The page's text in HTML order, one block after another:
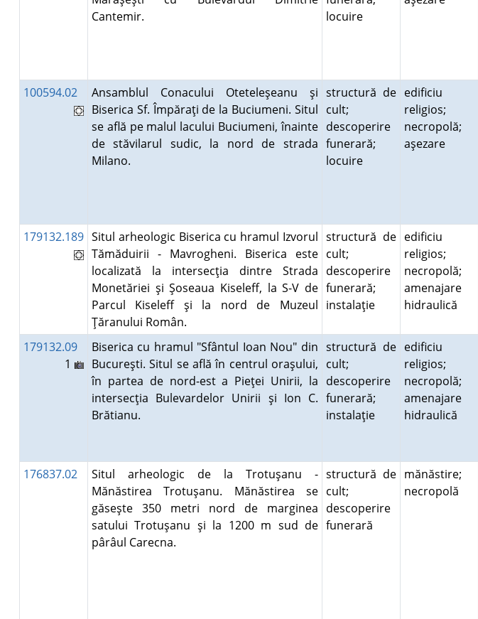
Cantemir.
locuire
100594.02
Ansamblul Conacului Oteteleşeanu şi
Biserica Sf. Împăraţi de la Buciumeni. Situl
se află pe malul lacului Buciumeni, înainte
de stăvilarul sudic, la nord de strada
Milano.
structură de
cult;
descoperire
funerară;
locuire
edificiu
religios;
necropolă;
aşezare
179132.189 Situl arheologic Biserica cu hramul Izvorul
Tămăduirii - Mavrogheni. Biserica este
localizată la intersecţia dintre Strada
Monetăriei şi Şoseaua Kiseleff, la S-V de
Parcul Kiseleff şi la nord de Muzeul
Ţăranului Român.
structură de
cult;
descoperire
funerară;
instalaţie
edificiu
religios;
necropolă;
amenajare
hidraulică
179132.09
1
Biserica cu hramul "Sfântul Ioan Nou" din
Bucureşti. Situl se află în centrul oraşului,
în partea de nord-est a Pieţei Unirii, la
intersecţia Bulevardelor Unirii şi Ion C.
Brătianu.
structură de
cult;
descoperire
funerară;
instalaţie
edificiu
religios;
necropolă;
amenajare
hidraulică
176837.02
Situl arheologic de la Trotuşanu -
Mănăstirea Trotuşanu. Mănăstirea se
găseşte 350 metri nord de marginea
satului Trotuşanu şi la 1200 m sud de
pârâul Carecna.
structură de
cult;
descoperire
funerară
mănăstire;
necropolă